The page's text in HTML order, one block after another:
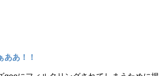
ああ！！